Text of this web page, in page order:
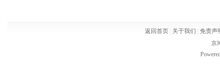
返回首页 关于我们 |免责声
京